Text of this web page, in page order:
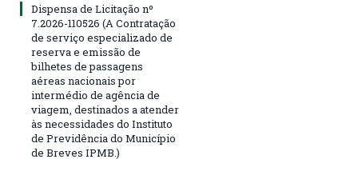
Dispensa de Licitação nº
7.2026-110526 (A Contratação
de serviço especializado de
reserva e emissão de
bilhetes de passagens
aéreas nacionais por
intermédio de agência de
viagem, destinados a atender
às necessidades do Instituto
de Previdência do Município
de Breves IPMB.)